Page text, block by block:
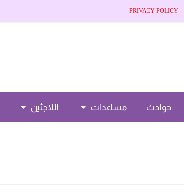
PRIVACY POLICY
حوادث مساعدات اللاجئين